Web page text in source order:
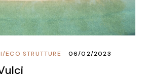
ECO STRUTTURE
/ 06/02/2023